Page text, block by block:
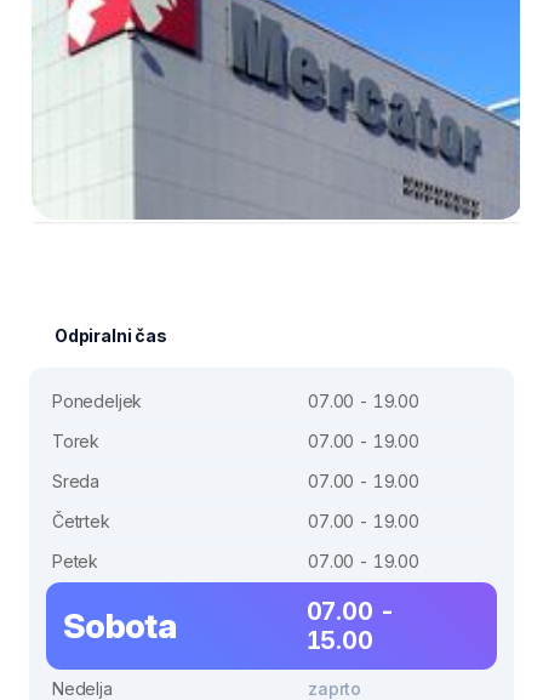
Odpiralni čas
Ponedeljek
07.00 - 19.00
Torek
07.00 - 19.00
Sreda
07.00 - 19.00
Četrtek
07.00 - 19.00
Petek
07.00 - 19.00
Sobota
07.00 -
15.00
Nedelja zaprto